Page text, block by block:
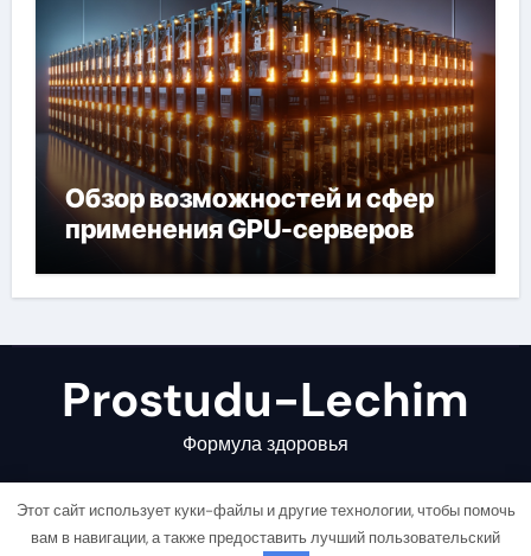
Обзор возможностей и сфер
применения GPU-серверов
Prostudu-Lechim
Формула здоровья
Этот сайт использует куки-файлы и другие технологии, чтобы помочь
вам в навигации, а также предоставить лучший пользовательский